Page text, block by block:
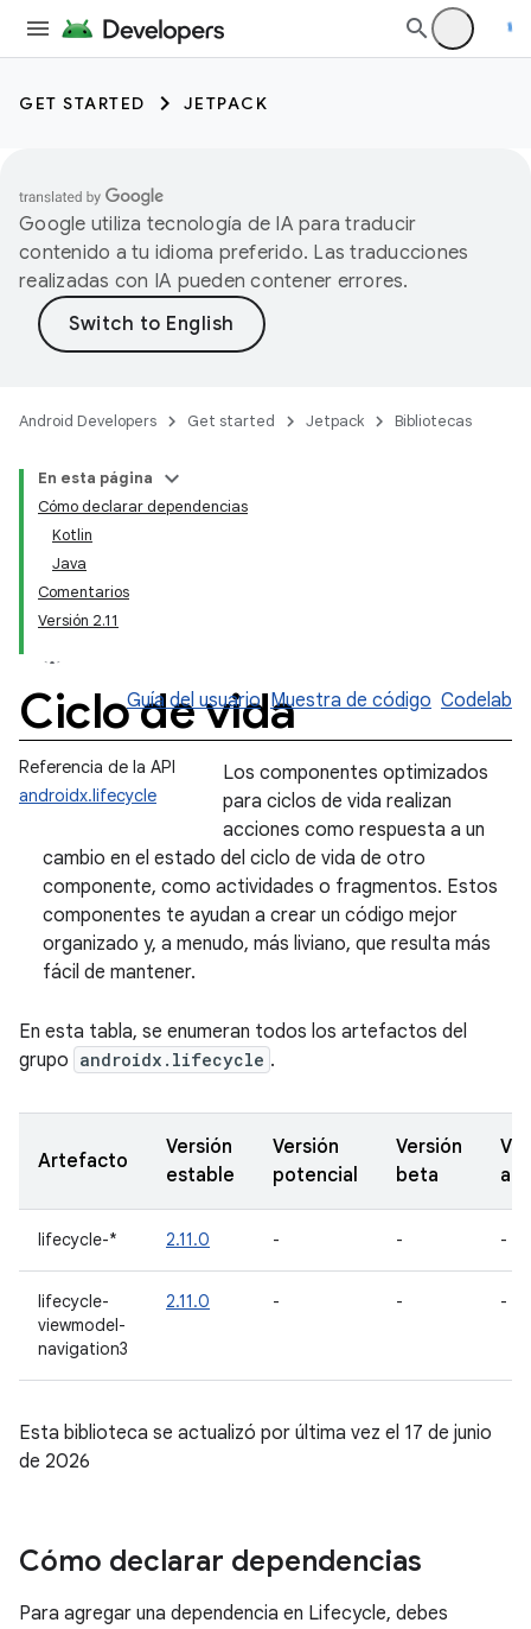
GET STARTED JETPACK
Google utiliza tecnología de IA para traducir
contenido a tu idioma preferido. Las traducciones
realizadas con IA pueden contener errores.
Android Developers Get started Jetpack Bibliotecas
En esta página
Cómo declarar dependencias
Kotlin
Java
Comentarios
Versión 2.11
Ciclo de vida
Guía del usuario Muestra de código Codelab
Referencia de la API
androidx.lifecycle
Los componentes optimizados
para ciclos de vida realizan
acciones como respuesta a un
cambio en el estado del ciclo de vida de otro
componente, como actividades o fragmentos. Estos
componentes te ayudan a crear un código mejor
organizado y, a menudo, más liviano, que resulta más
fácil de mantener.
En esta tabla, se enumeran todos los artefactos del
grupo androidx.lifecycle .
Artefacto
Versión
estable
Versión
potencial
Versión
beta
lifecycle-* 2.11.0 - - -
lifecycle-
viewmodel-
navigation3
2.11.0 - - -
Esta biblioteca se actualizó por última vez el 17 de junio
de 2026
Cómo declarar dependencias
Para agregar una dependencia en Lifecycle, debes